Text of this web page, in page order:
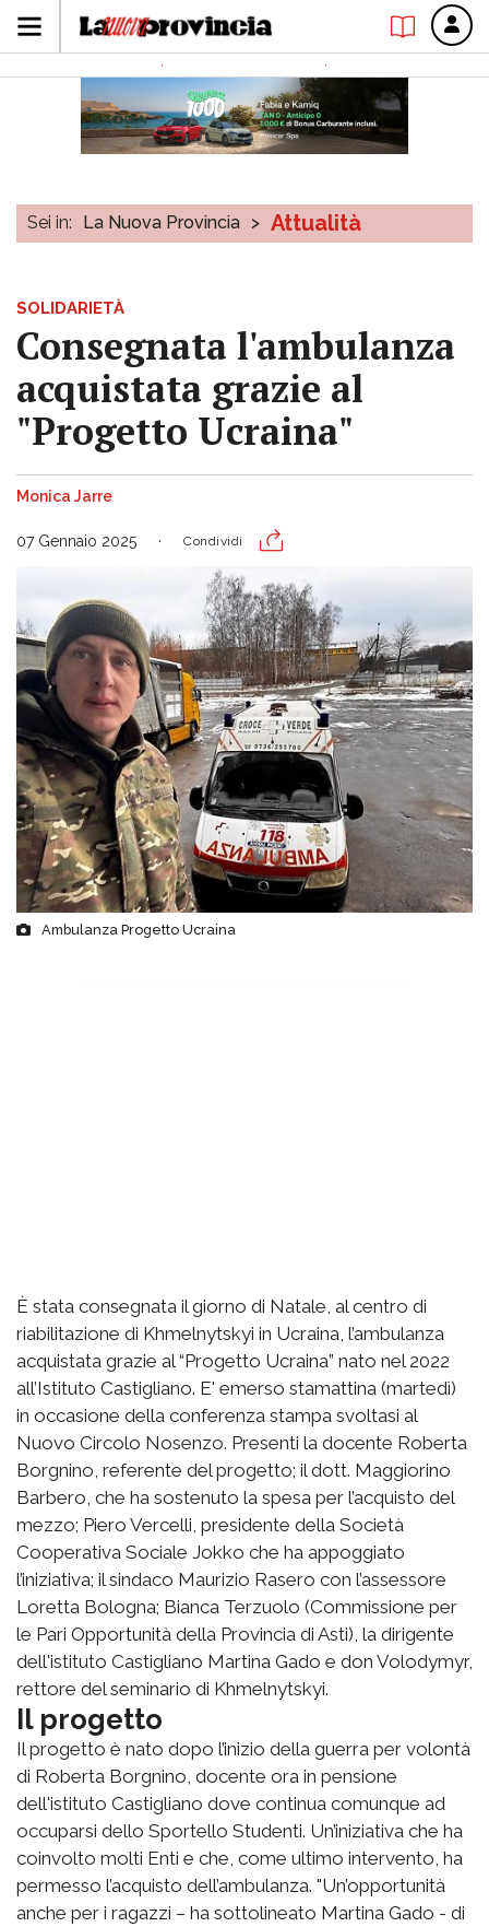
Sei in: La Nuova Provincia > Attualità
SOLIDARIETÀ
Consegnata l'ambulanza
acquistata grazie al
"Progetto Ucraina"
Monica Jarre
07 Gennaio 2025 Condividi
Ambulanza Progetto Ucraina
È stata consegnata il giorno di Natale, al centro di
riabilitazione di Khmelnytskyi in Ucraina, l’ambulanza
acquistata grazie al “Progetto Ucraina” nato nel 2022
all’Istituto Castigliano. E' emerso stamattina (martedì)
in occasione della conferenza stampa svoltasi al
Nuovo Circolo Nosenzo. Presenti la docente Roberta
Borgnino, referente del progetto; il dott. Maggiorino
Barbero, che ha sostenuto la spesa per l’acquisto del
mezzo; Piero Vercelli, presidente della Società
Cooperativa Sociale Jokko che ha appoggiato
l’iniziativa; il sindaco Maurizio Rasero con l’assessore
Loretta Bologna; Bianca Terzuolo (Commissione per
le Pari Opportunità della Provincia di Asti), la dirigente
dell'istituto Castigliano Martina Gado e don Volodymyr,
rettore del seminario di Khmelnytskyi.
Il progetto
Il progetto è nato dopo l’inizio della guerra per volontà
di Roberta Borgnino, docente ora in pensione
dell'istituto Castigliano dove continua comunque ad
occuparsi dello Sportello Studenti. Un’iniziativa che ha
coinvolto molti Enti e che, come ultimo intervento, ha
permesso l’acquisto dell’ambulanza. "Un’opportunità
anche per i ragazzi – ha sottolineato Martina Gado - di